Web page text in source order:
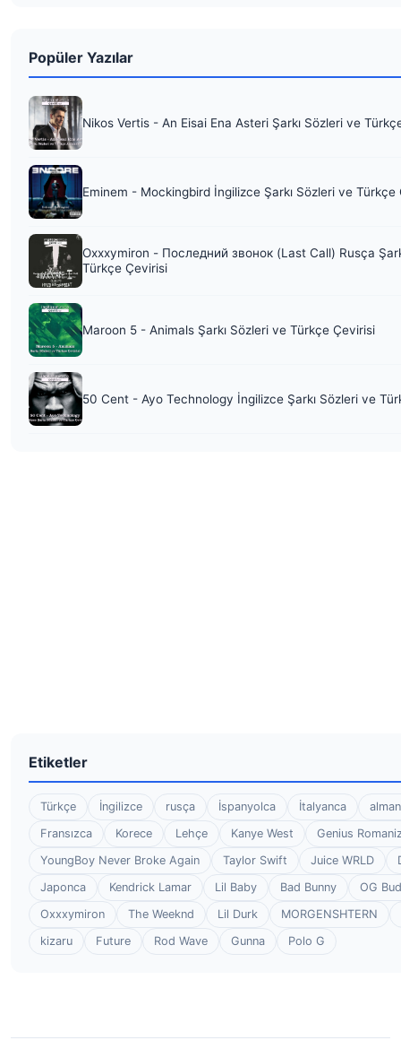
Popüler Yazılar
Nikos Vertis - An Eisai Ena Asteri Şarkı Sözleri ve
Eminem - Mockingbird İngilizce Şarkı Sözleri ve Türkçe
Oxxxymiron - Последний звонок (Last Call) Rusça
Türkçe Çevirisi
Maroon 5 - Animals Şarkı Sözleri ve Türkçe Çevirisi
50 Cent - Ayo Technology İngilizce Şarkı Sözleri ve
Etiketler
Türkçe İngilizce rusça İspanyolca İtalyanca
Fransızca
Korece Lehçe Kanye West
Genius
YoungBoy Never Broke Again
Taylor Swift Juice WRLD
Japonca
Kendrick Lamar Lil Baby Bad Bunny
OG
Oxxxymiron
The Weeknd Lil Durk
MORGENSHTERN
kizaru
Future Rod Wave Gunna Polo G